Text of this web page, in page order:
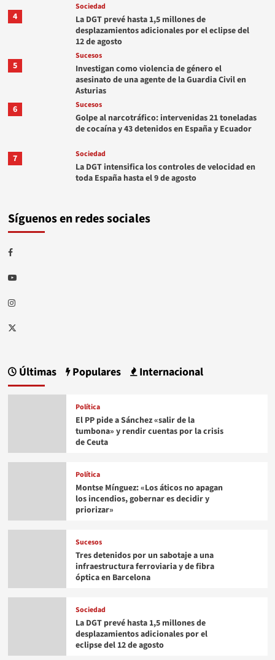
4
Sociedad
La DGT prevé hasta 1,5 millones de
desplazamientos adicionales por el eclipse del
12 de agosto
5
Sucesos
Investigan como violencia de género el
asesinato de una agente de la Guardia Civil en
Asturias
6
Sucesos
Golpe al narcotráfico: intervenidas 21 toneladas
de cocaína y 43 detenidos en España y Ecuador
7 Sociedad
La DGT intensifica los controles de velocidad en
toda España hasta el 9 de agosto
Síguenos en redes sociales
Facebook
Youtube
Instagram
Twitter
Últimas Populares Internacional
Política
El PP pide a Sánchez «salir de la
tumbona» y rendir cuentas por la crisis
de Ceuta
Política
Montse Mínguez: «Los áticos no apagan
los incendios, gobernar es decidir y
priorizar»
Sucesos
Tres detenidos por un sabotaje a una
infraestructura ferroviaria y de fibra
óptica en Barcelona
Sociedad
La DGT prevé hasta 1,5 millones de
desplazamientos adicionales por el
eclipse del 12 de agosto